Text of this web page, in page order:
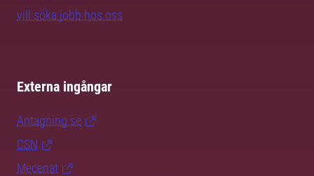
vill söka jobb hos oss
Externa ingångar
Antagning.se
CSN
Mecenat